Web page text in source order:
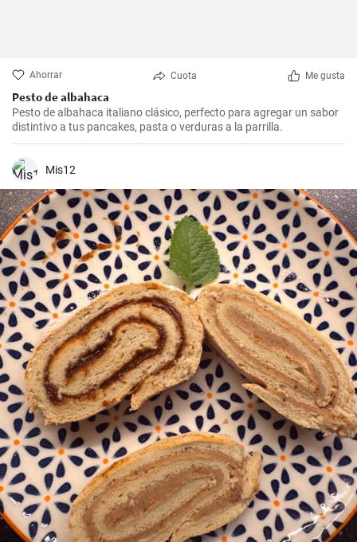
Ahorrar Cuota Me gusta
Pesto de albahaca
Pesto de albahaca italiano clásico, perfecto para agregar un sabor
distintivo a tus pancakes, pasta o verduras a la parrilla.
Mis12